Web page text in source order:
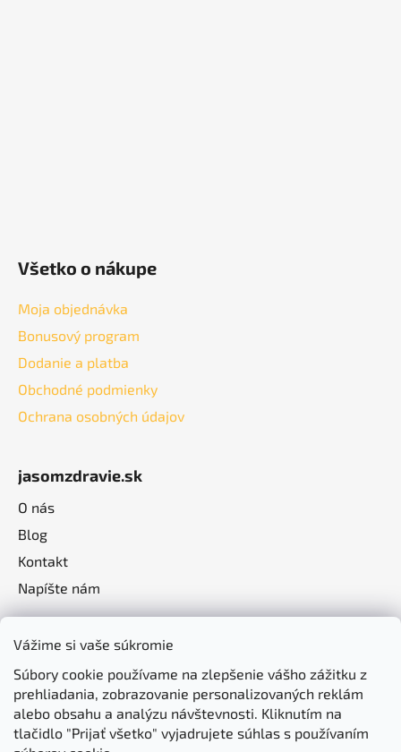
Vážime si vaše súkromie
Súbory cookie používame na zlepšenie vášho zážitku z
prehliadania, zobrazovanie personalizovaných reklám
alebo obsahu a analýzu návštevnosti. Kliknutím na
tlačidlo "Prijať všetko" vyjadrujete súhlas s používaním
Všetko o nákupe
Moja objednávka
Bonusový program
Dodanie a platba
Obchodné podmienky
Ochrana osobných údajov
jasomzdravie.sk
O nás
Blog
Kontakt
Napíšte nám